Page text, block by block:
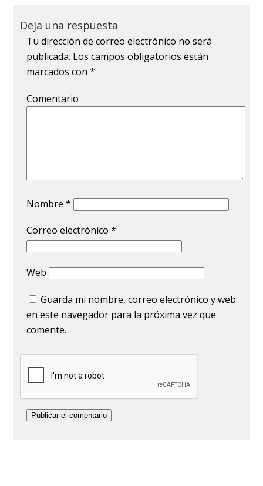
Deja una respuesta
Tu dirección de correo electrónico no será
publicada. Los campos obligatorios están
marcados con*
Comentario
Nombre*
Correo electrónico*
Web
Guarda mi nombre, correo electrónico y web
en este navegador para la próxima vez que
comente.